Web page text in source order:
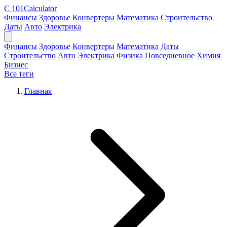
C 101Calculator
Финансы Здоровье Конвертеры Математика Строительство
Даты Авто Электрика
Финансы Здоровье Конвертеры Математика Даты
Строительство Авто Электрика Физика Повседневное Химия
Бизнес
Все теги
Главная